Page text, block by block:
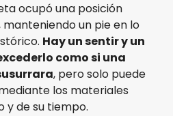
ocupó una posición
un pie en lo
Hay un sentir y un
como si una
, pero solo puede
los materiales
y de su tiempo.